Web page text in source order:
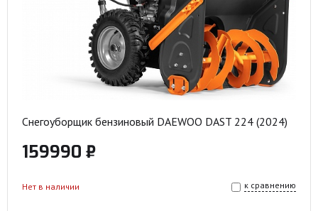
Снегоуборщик бензиновый DAEWOO DAST 224 (2024)
159990 ₽
к сравнению
Нет в наличии